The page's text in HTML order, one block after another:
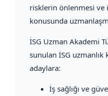
risklerin önlenmesi ve
konusunda
İSG Uzman Akademi
sunulan İSG uzmanlık
adaylara:
İş sağlığı ve